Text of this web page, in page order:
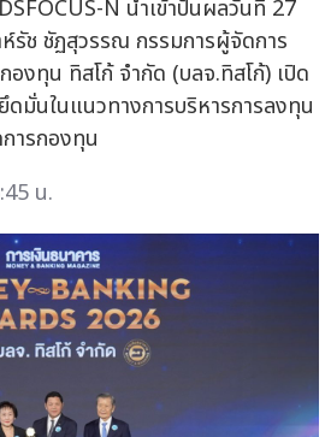
N นำเข้าปันผลวันที่ 27
รัช ชัฏสุวรรณ กรรมการผู้จัดการ
งทุน ทิสโก้ จำกัด (บลจ.ทิสโก้) เปิด
ดมั่นในแนวทางการบริหารการลงทุน
ารกองทุน
น.